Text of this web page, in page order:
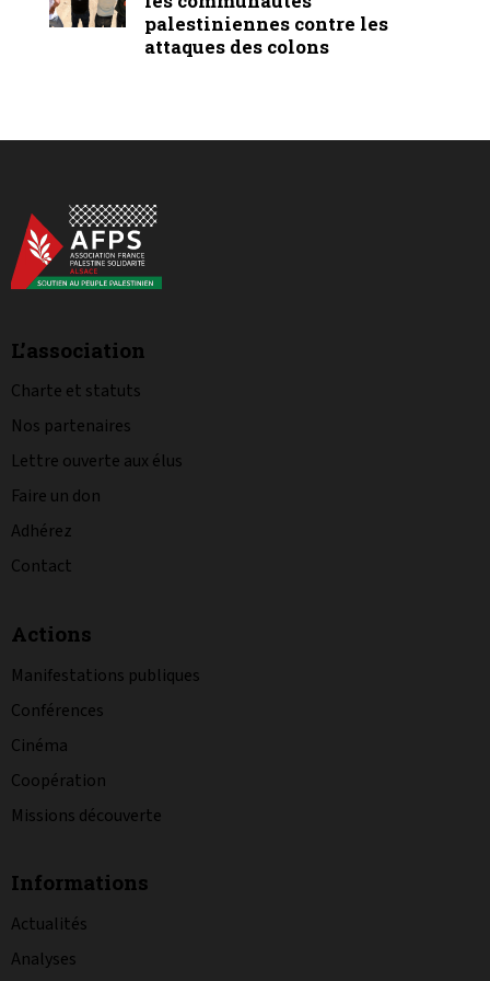
palestiniennes contre les
attaques des colons
L’association
Charte et statuts
Nos partenaires
Lettre ouverte aux élus
Faire un don
Adhérez
Contact
Actions
Manifestations publiques
Conférences
Cinéma
Coopération
Missions découverte
Informations
Actualités
Analyses